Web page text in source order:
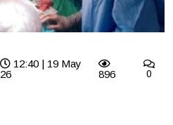
12:40 | 19 May
26
896 0